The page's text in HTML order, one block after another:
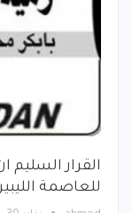
القرار السليم
للعاصمة